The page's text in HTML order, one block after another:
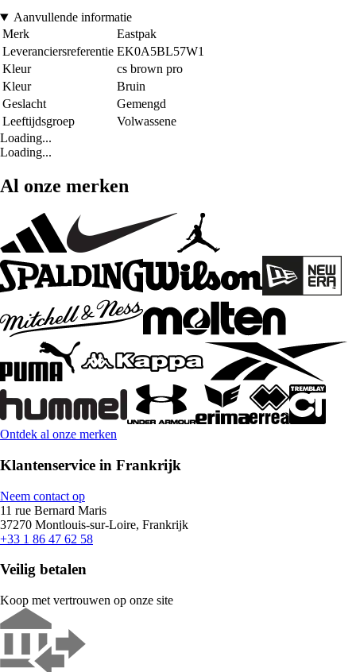
Aanvullende informatie
Merk
Eastpak
Leveranciersreferentie EK0A5BL57W1
Kleur
cs brown pro
Kleur
Bruin
Geslacht
Gemengd
Leeftijdsgroep
Volwassene
Loading...
Loading...
Al onze merken
Ontdek al onze merken
Klantenservice in Frankrijk
Neem contact op
11 rue Bernard Maris
37270 Montlouis-sur-Loire, Frankrijk
+33 1 86 47 62 58
Veilig betalen
Koop met vertrouwen op onze site